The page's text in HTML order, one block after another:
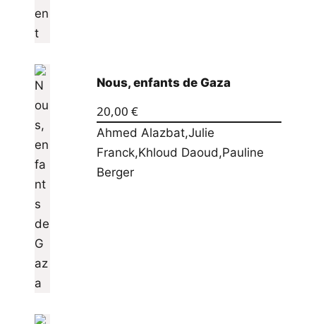
Nous, enfants de Gaza
20,00 €
Ahmed Alazbat,Julie
Franck,Khloud Daoud,Pauline
Berger